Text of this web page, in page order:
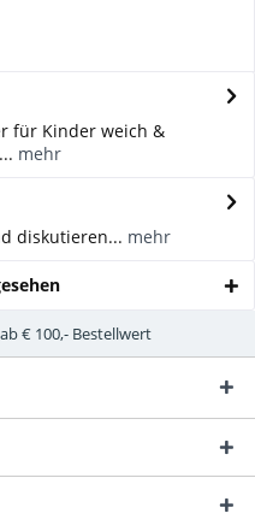
für Kinder weich &
mehr
diskutieren... mehr
€ 100,- Bestellwert